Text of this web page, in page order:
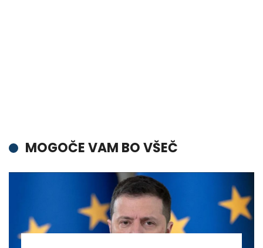
MOGOČE VAM BO VŠEČ